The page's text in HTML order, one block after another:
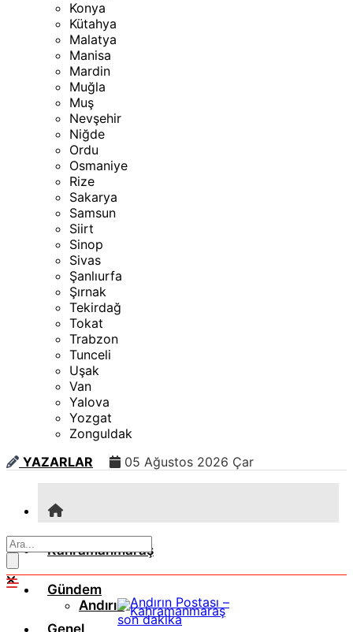
Konya
Kütahya
Malatya
Manisa
Mardin
Muğla
Muş
Nevşehir
Niğde
Ordu
Osmaniye
Rize
Sakarya
Samsun
Siirt
Sinop
Sivas
Şanlıurfa
Şırnak
Tekirdağ
Tokat
Trabzon
Tunceli
Uşak
Van
Yalova
Yozgat
Zonguldak
YAZARLAR
05 Ağustos 2026 Çar
Kahramanmaraş
Andırın
Gündem
Genel